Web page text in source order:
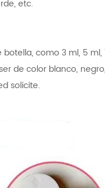
etc.
como 3 ml, 5 ml,
de color blanco,
solicite.